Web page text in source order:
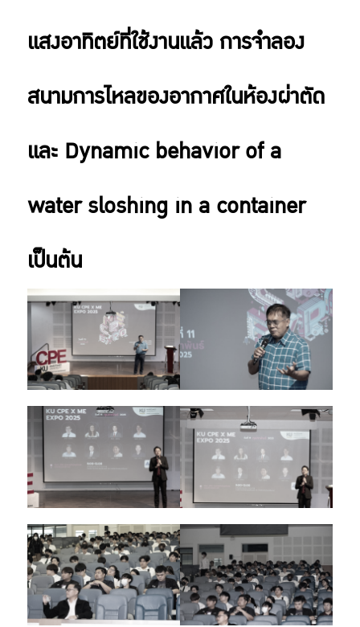
แสงอาทิตย์ที่ใช้งานแล้ว การจำลอง
สนามการไหลของอากาศในห้องผ่าตัด
และ Dynamic behavior of a
water sloshing in a container
เป็นต้น